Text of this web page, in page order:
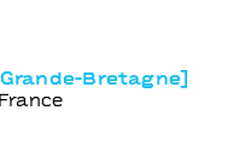
Bretagne]